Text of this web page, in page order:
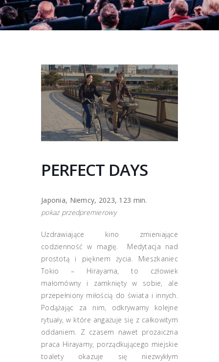
NAN
PERFECT DAYS
Japonia, Niemcy, 2023, 123 min.
pokaz przedpremierowy
Uzdrawiające kino zmieniające
codzienność w magię. Medytacja nad
prostotą i pięknem życia. Mieszkaniec
Tokio – Hirayama, to człowiek
małomówny i zamknięty w sobie, ale
przepełniony miłością do świata i innych.
Podążając za nim, odkrywamy kolejne
rytuały, w które angażuje się z całkowitym
oddaniem. Z czasem nawet prozaiczna
praca Hirayamy, porządkującego miejskie
toalety okazuje się niezwykłym